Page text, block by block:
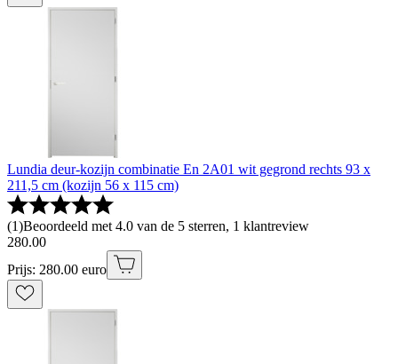
Lundia deur-kozijn combinatie En 2A01 wit gegrond rechts 93 x
211,5 cm (kozijn 56 x 115 cm)
(1)Beoordeeld met 4.0 van de 5 sterren, 1 klantreview
280.00
Prijs: 280.00 euro